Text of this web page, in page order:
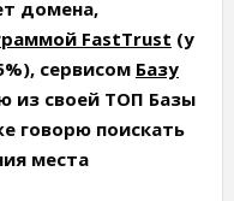
домена,
FastTrust (у
сервисом Базу
своей ТОП Базы
говорю поискать
места